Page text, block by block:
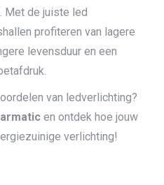
Met de juiste led
profiteren van lagere
levensduur en een
van ledverlichting?
en ontdek hoe jouw
verlichting!